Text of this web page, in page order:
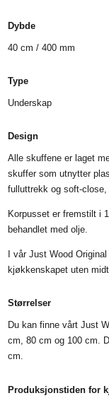
Dybde
40 cm / 400 mm
Type
Underskap
Design
Alle skuffene er laget
skuffer som utnytter
fulluttrekk og soft-
Korpusset er fremstilt i
behandlet med olje.
I vår Just Wood
kjøkkenskapet uten
Størrelser
Du kan finne vårt Just
cm, 80 cm og 100 cm.
cm.
Produksjonstiden for